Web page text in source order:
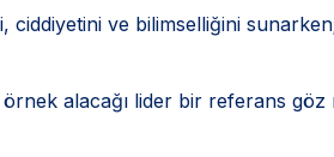
ve bilimselliğini
alacağı lider bir referans